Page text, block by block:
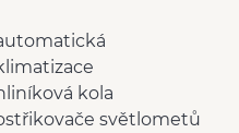
kola
světlometů